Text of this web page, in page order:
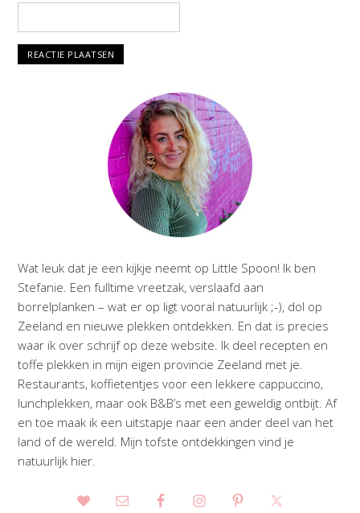
Wat leuk dat je een kijkje neemt op Little Spoon! Ik ben
Stefanie. Een fulltime vreetzak, verslaafd aan
borrelplanken – wat er op ligt vooral natuurlijk ;-), dol op
Zeeland en nieuwe plekken ontdekken. En dat is precies
waar ik over schrijf op deze website. Ik deel recepten en
toffe plekken in mijn eigen provincie Zeeland met je.
Restaurants, koffietentjes voor een lekkere cappuccino,
lunchplekken, maar ook B&B’s met een geweldig ontbijt. Af
en toe maak ik een uitstapje naar een ander deel van het
land of de wereld. Mijn tofste ontdekkingen vind je
natuurlijk hier.